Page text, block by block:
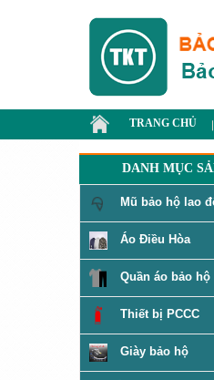
TRANG CHỦ
DANH MỤC
Mũ bảo hộ lao
Áo Điều Hòa
Quần áo bảo hộ
Thiết bị PCCC
Giày bảo hộ